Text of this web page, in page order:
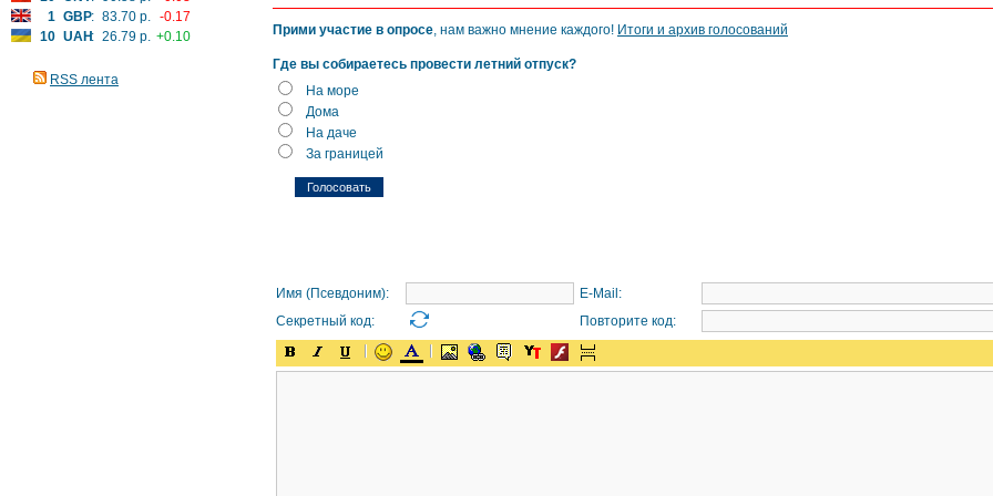
1 GBP: 83.70 р. -0.17
10 UAH: 26.79 р. +0.10
RSS лента
Прими участие в опросе, нам важно мнение каждого! Итоги и архив голосований
Где вы собираетесь провести летний отпуск?
На море
Дома
На даче
За границей
Имя (Псевдоним):
E-Mail:
Секретный код:
Повторите код: